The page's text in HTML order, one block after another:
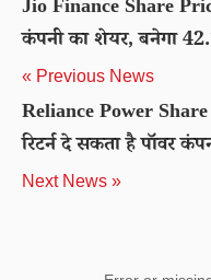
Jio Finance Share
कंपनी का शेयर, बनेगा
« Previous News
Reliance Power
रिटर्न दे सकता है पॉवर
Next News »